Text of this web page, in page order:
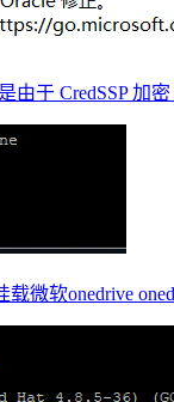
由于 CredSSP 加
微软onedrive